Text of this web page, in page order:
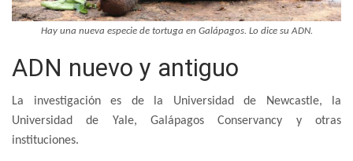
Hay una nueva especie de tortuga en Galápagos. Lo dice su ADN.
ADN nuevo y antiguo
La investigación es de la Universidad de Newcastle, la
Universidad de Yale, Galápagos Conservancy y otras
instituciones.